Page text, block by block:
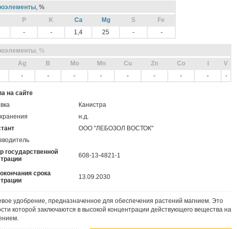
, %
P K Ca Mg S
Fe
- - 1,4 25 - -
, %
Ag B Mo Mn Cu Zn Co
V
- - - - - - - - -
на сайте
Канистра
н.д.
ООО "ЛЕБОЗОЛ ВОСТОК"
государственной
608-13-4821-1
срока
13.09.2030
удобрение, предназначенное для обеспечения растений магнием. Это
которой заключаются в высокой концентрации действующего вещества на